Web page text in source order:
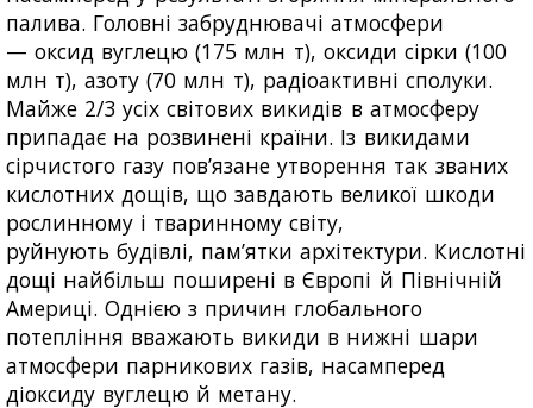
палива. Головні забруднювачі атмосфери
— оксид вуглецю (175 млн т), оксиди сірки (100
млн т), азоту (70 млн т), радіоактивні сполуки.
Майже 2/3 усіх світових викидів в атмосферу
припадає на розвинені країни. Із викидами
сірчистого газу пов’язане утворення так званих
кислотних дощів, що завдають великої шкоди
рослинному і тваринному світу,
руйнують будівлі, пам’ятки архітектури. Кислотні
дощі найбільш поширені в Європі й Північній
Америці. Однією з причин глобального
потепління вважають викиди в нижні шари
атмосфери парникових газів, насамперед
діоксиду вуглецю й метану.